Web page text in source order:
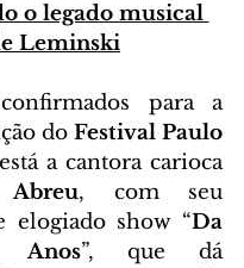
o legado musical
Leminski
para a
do Festival Paulo
está a cantora carioca
Abreu, com seu
elogiado show “Da
”, que dá